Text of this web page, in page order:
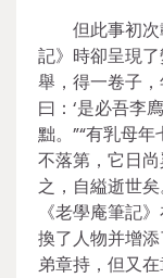
但此事初
記》時卻呈現
舉，得一卷子
曰：‘是必吾李
黜。”“有乳母
不落第，它日
之，自縊逝世矣
《老學庵筆記
換了人物并增
弟章持，但又